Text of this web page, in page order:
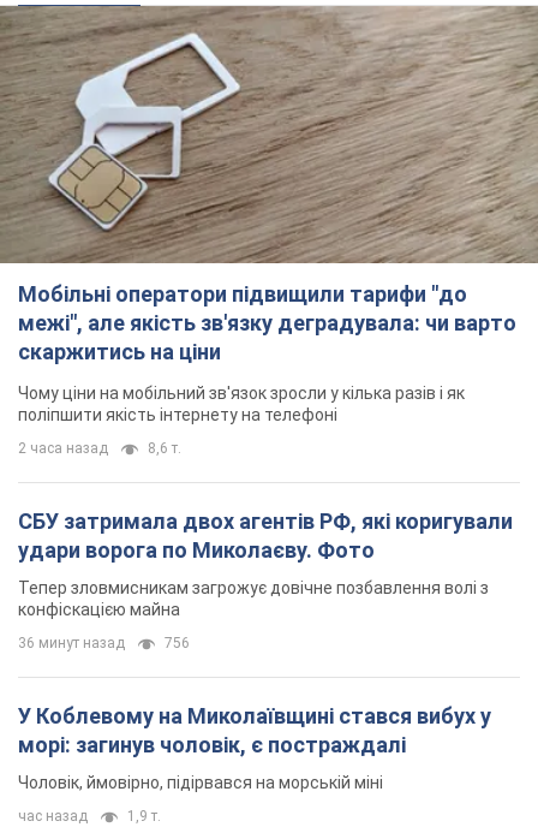
Мобільні оператори підвищили тарифи "до
межі", але якість зв'язку деградувала: чи варто
скаржитись на ціни
Чому ціни на мобільний зв'язок зросли у кілька разів і як
поліпшити якість інтернету на телефоні
2 часа назад 8,6 т.
СБУ затримала двох агентів РФ, які коригували
удари ворога по Миколаєву. Фото
Тепер зловмисникам загрожує довічне позбавлення волі з
конфіскацією майна
36 минут назад 756
У Коблевому на Миколаївщині стався вибух у
морі: загинув чоловік, є постраждалі
Чоловік, ймовірно, підірвався на морській міні
час назад 1,9 т.